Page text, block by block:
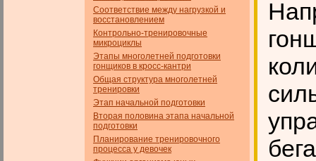
Соответствие между нагрузкой и
восстановлением
Контрольно-тренировочные
микроциклы
Этапы многолетней подготовки
гонщиков в кросс-кантри
Общая структура многолетней
тренировки
Этап начальной подготовки
Вторая половина этапа начальной
подготовки
Планирование тренировочного
процесса у девочек